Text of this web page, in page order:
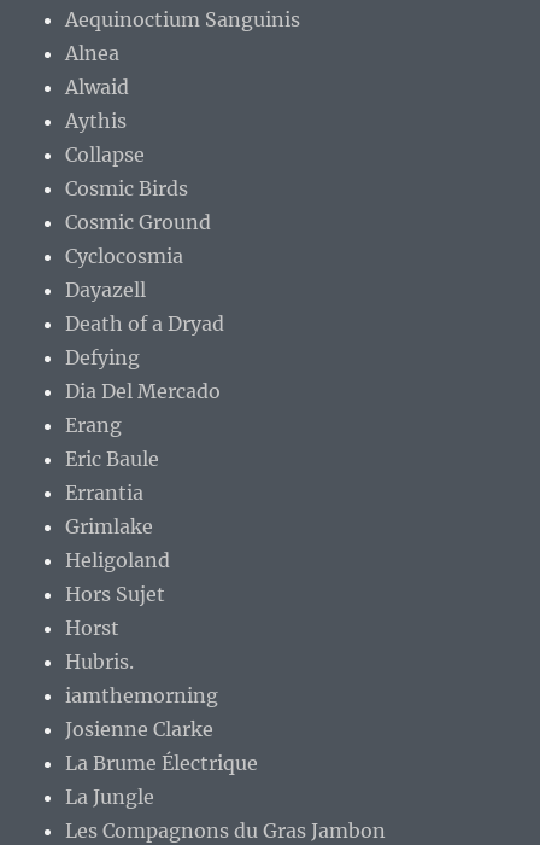
Aequinoctium Sanguinis
Alnea
Alwaid
Aythis
Collapse
Cosmic Birds
Cosmic Ground
Cyclocosmia
Dayazell
Death of a Dryad
Defying
Dia Del Mercado
Erang
Eric Baule
Errantia
Grimlake
Heligoland
Hors Sujet
Horst
Hubris.
iamthemorning
Josienne Clarke
La Brume Électrique
La Jungle
Les Compagnons du Gras Jambon